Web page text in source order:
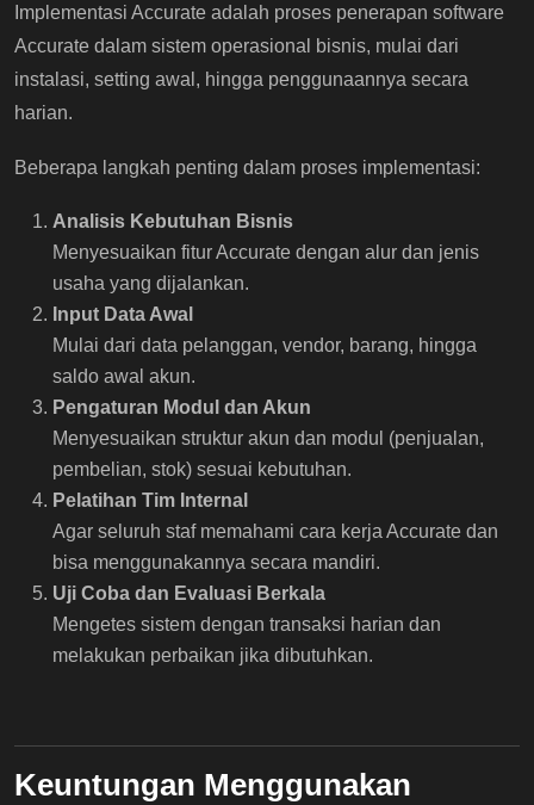
Implementasi Accurate adalah proses penerapan software
Accurate dalam sistem operasional bisnis, mulai dari
instalasi, setting awal, hingga penggunaannya secara
harian.
Beberapa langkah penting dalam proses implementasi:
Analisis Kebutuhan Bisnis
Menyesuaikan fitur Accurate dengan alur dan jenis
usaha yang dijalankan.
Input Data Awal
Mulai dari data pelanggan, vendor, barang, hingga
saldo awal akun.
Pengaturan Modul dan Akun
Menyesuaikan struktur akun dan modul (penjualan,
pembelian, stok) sesuai kebutuhan.
Pelatihan Tim Internal
Agar seluruh staf memahami cara kerja Accurate dan
bisa menggunakannya secara mandiri.
Uji Coba dan Evaluasi Berkala
Mengetes sistem dengan transaksi harian dan
melakukan perbaikan jika dibutuhkan.
Keuntungan Menggunakan